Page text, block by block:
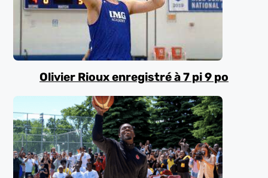
Olivier Rioux enregistré à 7 pi 9 po